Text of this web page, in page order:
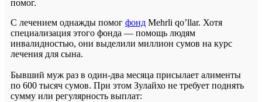
помог.
С лечением однажды помог фонд Mehrli qo’llar. Хотя
специализация этого фонда — помощь людям
инвалидностью, они выделили миллион сумов на курс
лечения для сына.
Бывший муж раз в один-два месяца присылает алименты
по 600 тысяч сумов. При этом Зулайхо не требует поднять
сумму или регулярность выплат: